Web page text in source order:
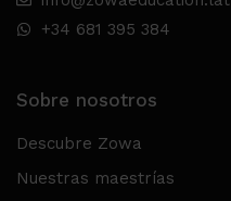
+34 681 395 384
Sobre nosotros
Descubre Zowa
Nuestras maestrías